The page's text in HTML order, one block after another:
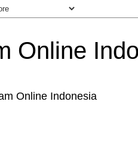
Online
Online Indonesia